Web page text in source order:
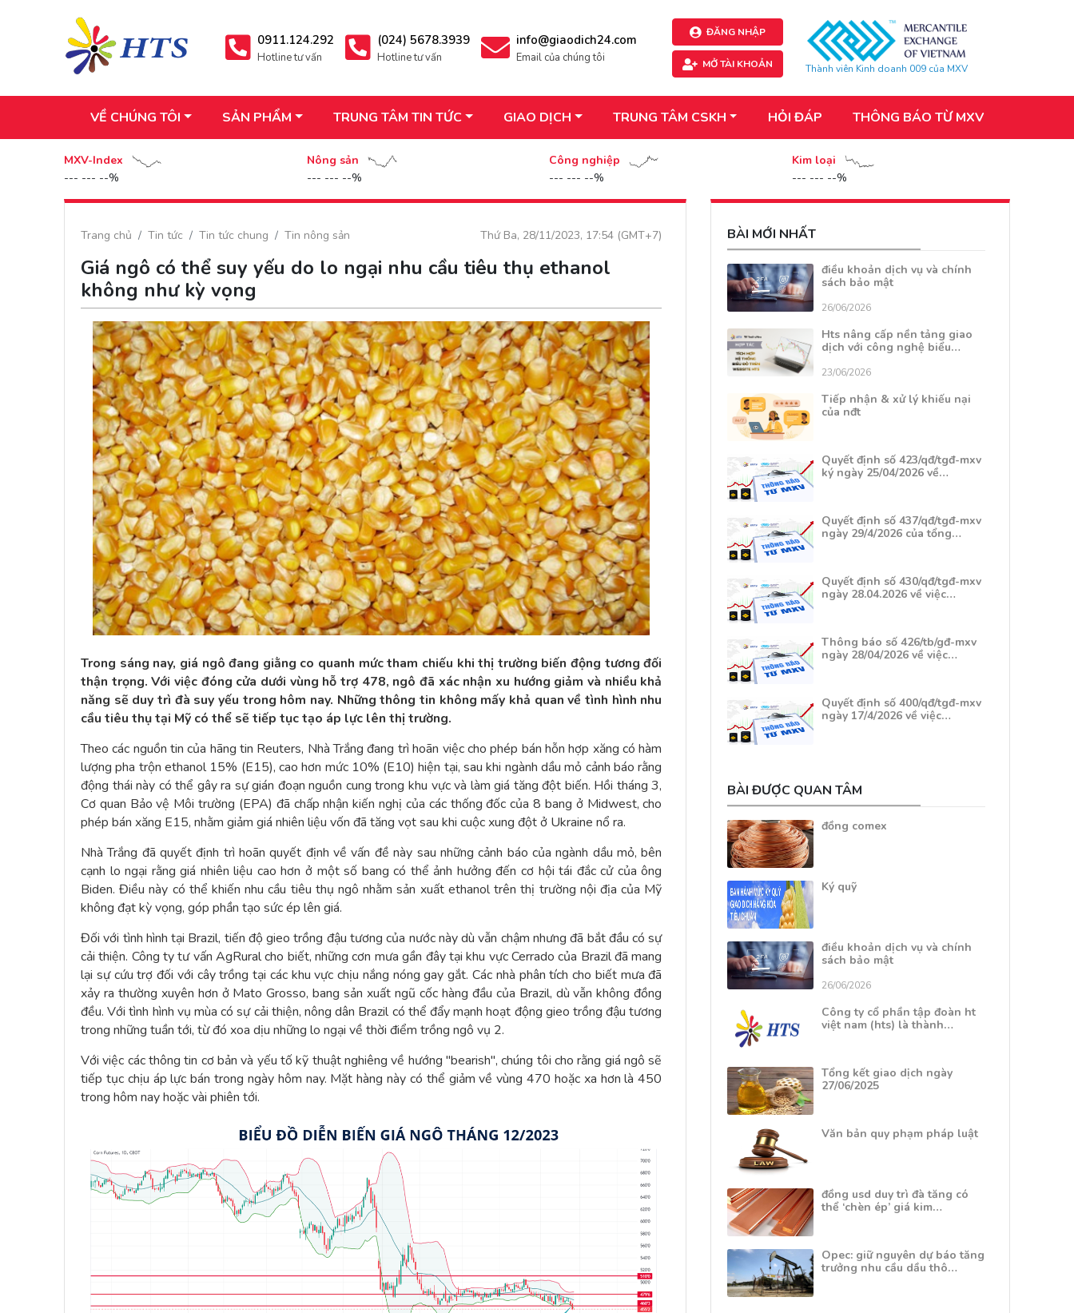
0911.124.292
Hotline tư vấn
(024) 5678.3939
Hotline tư vấn
info@giaodich24.com
Email của chúng tôi
ĐĂNG NHẬP
MỞ TÀI KHOẢN Thành viên Kinh doanh 009 của MXV
VỀ CHÚNG TÔI SẢN PHẨM TRUNG TÂM TIN TỨC GIAO DỊCH TRUNG TÂM CSKH HỎI ĐÁP THÔNG BÁO TỪ MXV
MXV-Index
--- --- --%
Nông sản
--- --- --%
Công nghiệp
--- --- --%
Kim loại
--- --- --%
Thứ Ba, 28/11/2023, 17:54 (GMT+7)
Trang chủ Tin tức Tin tức chung Tin nông sản
Giá ngô có thể suy yếu do lo ngại nhu cầu tiêu thụ ethanol
không như kỳ vọng
Trong sáng nay, giá ngô đang giằng co quanh mức tham chiếu khi thị trường biến động tương đối
thận trọng. Với việc đóng cửa dưới vùng hỗ trợ 478, ngô đã xác nhận xu hướng giảm và nhiều khả
năng sẽ duy trì đà suy yếu trong hôm nay. Những thông tin không mấy khả quan về tình hình nhu
cầu tiêu thụ tại Mỹ có thể sẽ tiếp tục tạo áp lực lên thị trường.
Theo các nguồn tin của hãng tin Reuters, Nhà Trắng đang trì hoãn việc cho phép bán hỗn hợp xăng có hàm
lượng pha trộn ethanol 15% (E15), cao hơn mức 10% (E10) hiện tại, sau khi ngành dầu mỏ cảnh báo rằng
động thái này có thể gây ra sự gián đoạn nguồn cung trong khu vực và làm giá tăng đột biến. Hồi tháng 3,
Cơ quan Bảo vệ Môi trường (EPA) đã chấp nhận kiến nghị của các thống đốc của 8 bang ở Midwest, cho
phép bán xăng E15, nhằm giảm giá nhiên liệu vốn đã tăng vọt sau khi cuộc xung đột ở Ukraine nổ ra.
Nhà Trắng đã quyết định trì hoãn quyết định về vấn đề này sau những cảnh báo của ngành dầu mỏ, bên
cạnh lo ngại rằng giá nhiên liệu cao hơn ở một số bang có thể ảnh hưởng đến cơ hội tái đắc cử của ông
Biden. Điều này có thể khiến nhu cầu tiêu thụ ngô nhằm sản xuất ethanol trên thị trường nội địa của Mỹ
không đạt kỳ vọng, góp phần tạo sức ép lên giá.
Đối với tình hình tại Brazil, tiến độ gieo trồng đậu tương của nước này dù vẫn chậm nhưng đã bắt đầu có sự
cải thiện. Công ty tư vấn AgRural cho biết, những cơn mưa gần đây tại khu vực Cerrado của Brazil đã mang
lại sự cứu trợ đối với cây trồng tại các khu vực chịu nắng nóng gay gắt. Các nhà phân tích cho biết mưa đã
xảy ra thường xuyên hơn ở Mato Grosso, bang sản xuất ngũ cốc hàng đầu của Brazil, dù vẫn không đồng
đều. Với tình hình vụ mùa có sự cải thiện, nông dân Brazil có thể đẩy mạnh hoạt động gieo trồng đậu tương
trong những tuần tới, từ đó xoa dịu những lo ngại về thời điểm trồng ngô vụ 2.
Với việc các thông tin cơ bản và yếu tố kỹ thuật nghiêng về hướng "bearish", chúng tôi cho rằng giá ngô sẽ
tiếp tục chịu áp lực bán trong ngày hôm nay. Mặt hàng này có thể giảm về vùng 470 hoặc xa hơn là 450
trong hôm nay hoặc vài phiên tới.
BÀI MỚI NHẤT
điều khoản dịch vụ và chính
sách bảo mật
26/06/2026
Hts nâng cấp nền tảng giao
dịch với công nghệ biểu…
23/06/2026
Tiếp nhận & xử lý khiếu nại
của nđt
Quyết định số 423/qđ/tgđ-mxv
ký ngày 25/04/2026 về…
Quyết định số 437/qđ/tgđ-mxv
ngày 29/4/2026 của tổng…
Quyết định số 430/qđ/tgđ-mxv
ngày 28.04.2026 về việc…
Thông báo số 426/tb/gđ-mxv
ngày 28/04/2026 về việc…
Quyết định số 400/qđ/tgđ-mxv
ngày 17/4/2026 về việc…
BÀI ĐƯỢC QUAN TÂM
đồng comex
Ký quỹ
điều khoản dịch vụ và chính
sách bảo mật
26/06/2026
Công ty cổ phần tập đoàn ht
việt nam (hts) là thành…
Tổng kết giao dịch ngày
27/06/2025
Văn bản quy phạm pháp luật
đồng usd duy trì đà tăng có
thể ‘chèn ép’ giá kim…
Opec: giữ nguyên dự báo tăng
trưởng nhu cầu dầu thô…